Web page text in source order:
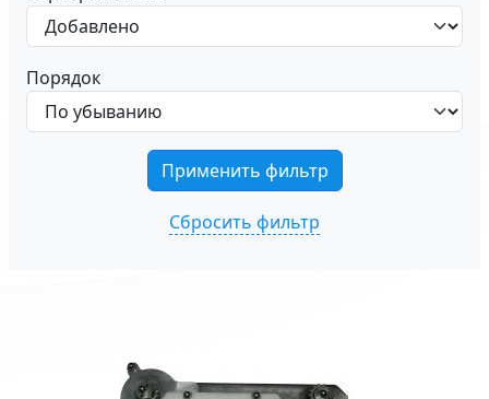
Порядок
Сбросить фильтр